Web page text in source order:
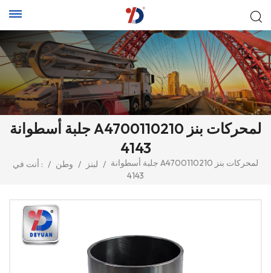
جلبة أسطوانة A4700110210 لمحركات بنز
4143
أنت في : / وطن / لبنز / جلبة أسطوانة A4700110210 لمحركات بنز
4143